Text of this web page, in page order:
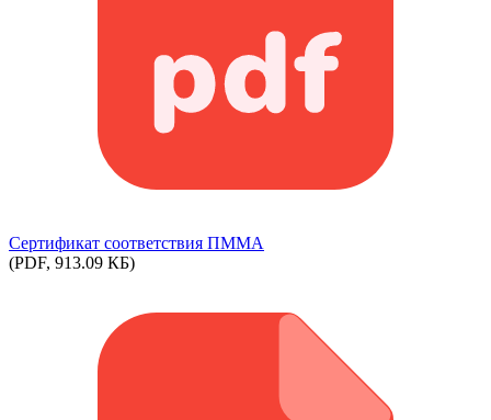
Сертификат соответствия ПММА
(PDF, 913.09 КБ)